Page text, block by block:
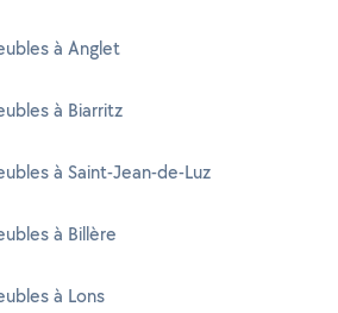
à Anglet
à Biarritz
à Saint-Jean-de-Luz
à Billère
à Lons